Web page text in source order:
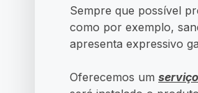
Sempre que possível
como por exemplo,
apresenta expressivo
Oferecemos um